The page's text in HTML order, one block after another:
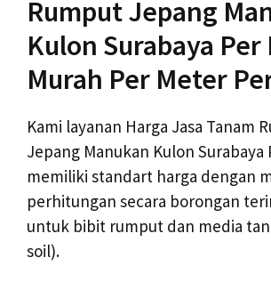
Rumput Jepang
Kulon Surabaya Per
Murah Per Meter
Kami layanan Harga Jasa Tanam
Jepang Manukan Kulon Surabaya
memiliki standart harga dengan
perhitungan secara borongan
untuk bibit rumput dan media
soil).